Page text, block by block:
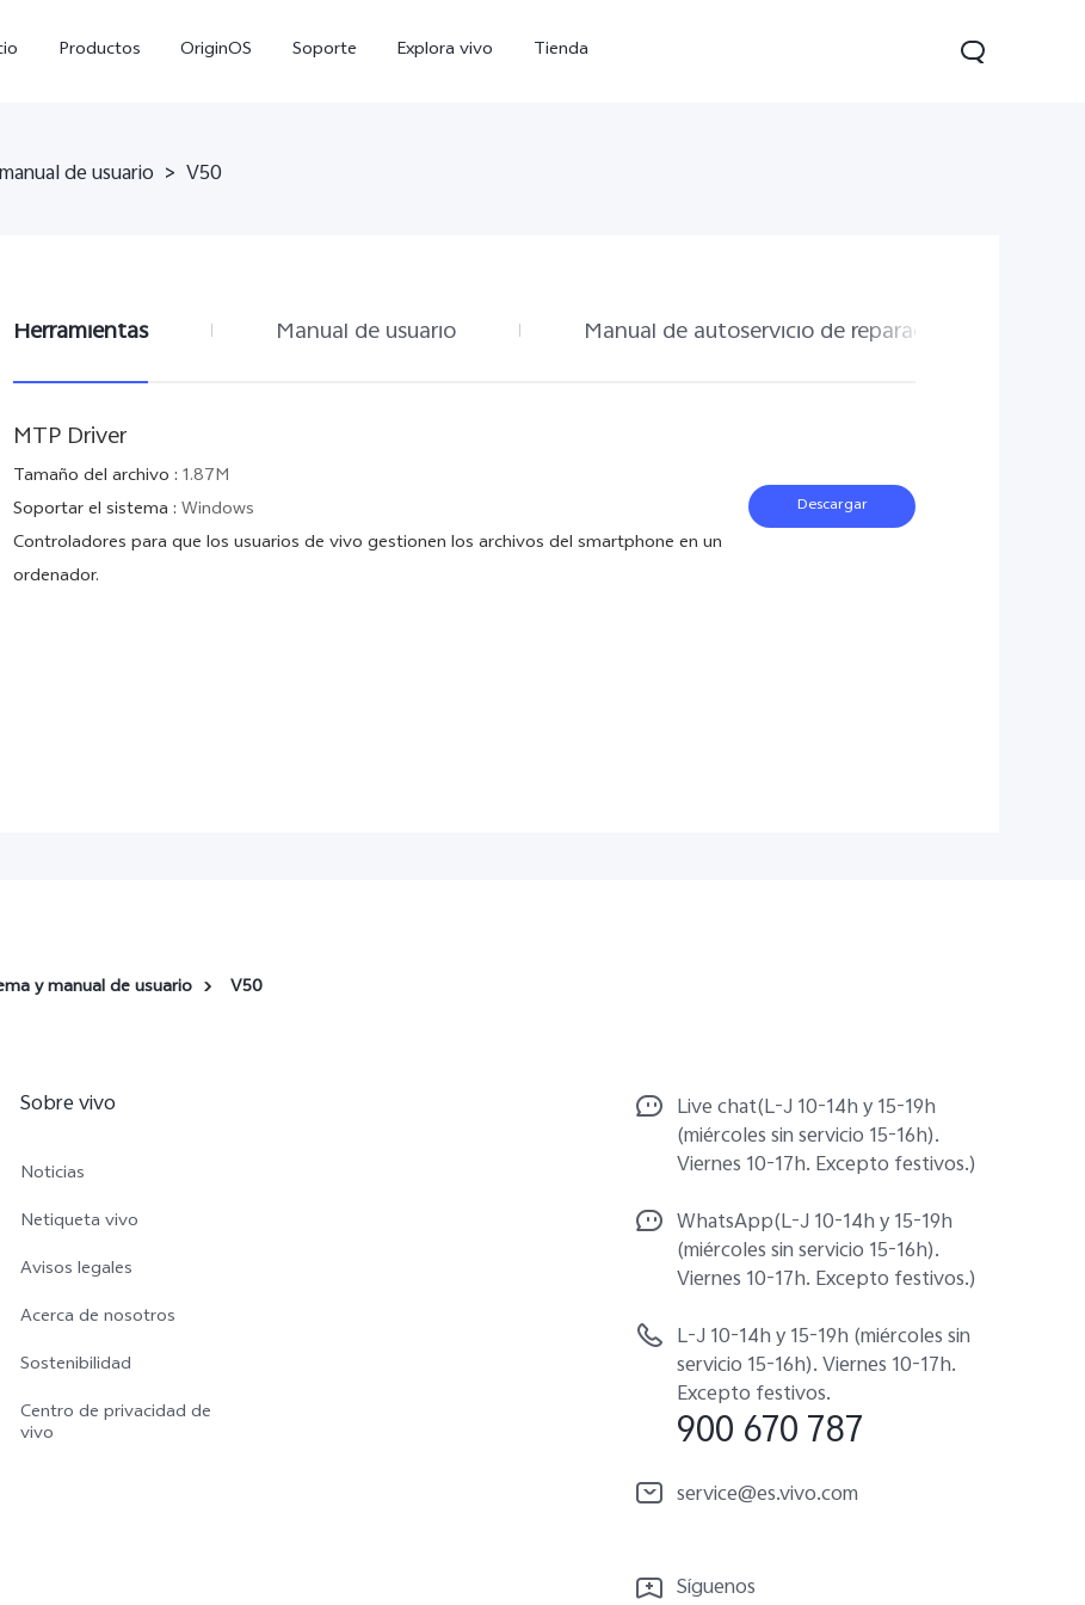
Productos OriginOS Soporte Explora vivo Tienda
de usuario > V50
Herramientas Manual de usuario Manual de autoservicio de reparación
MTP Driver
Tamaño del archivo : 1.87M
Soportar el sistema : Windows
Controladores para que los usuarios de vivo gestionen los archivos del smartphone en un
ordenador.
Descargar
y manual de usuario V50
Sobre vivo
Noticias
Netiqueta vivo
Avisos legales
Acerca de nosotros
Sostenibilidad
Centro de privacidad de
vivo
Live chat(L-J 10-14h y 15-19h
(miércoles sin servicio 15-16h).
Viernes 10-17h. Excepto festivos.)
WhatsApp(L-J 10-14h y 15-19h
(miércoles sin servicio 15-16h).
Viernes 10-17h. Excepto festivos.)
L-J 10-14h y 15-19h (miércoles sin
servicio 15-16h). Viernes 10-17h.
Excepto festivos.
900 670 787
service@es.vivo.com
Síguenos